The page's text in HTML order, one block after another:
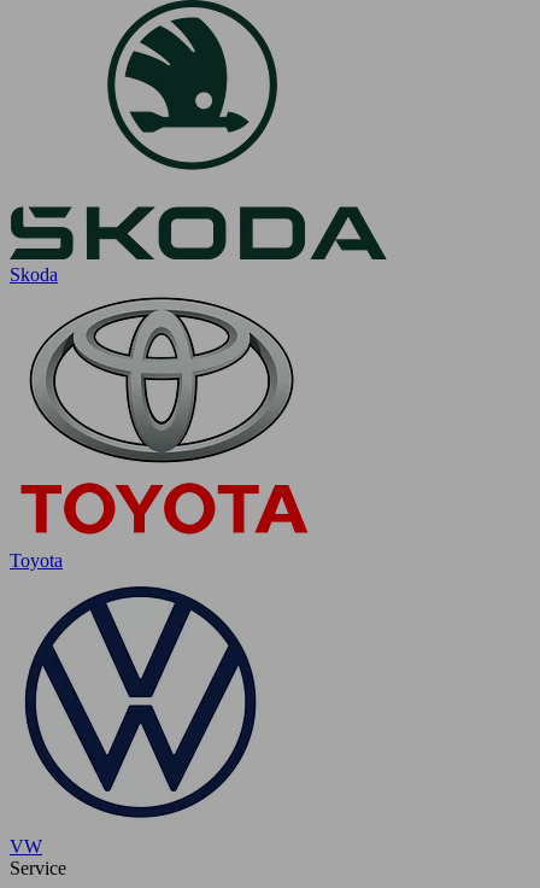
Skoda
Toyota
VW
Service